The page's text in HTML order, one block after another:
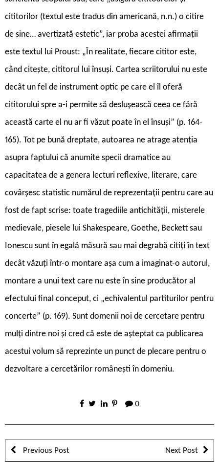
cititorilor (textul este tradus din americană, n.n.) o citire
de sine… avertizată estetic”, iar proba acestei afirmații
este textul lui Proust: „În realitate, fiecare cititor este,
când citește, cititorul lui însuși. Cartea scriitorului nu este
decât un fel de instrument optic pe care el îl oferă
cititorului spre a-i permite să deslușească ceea ce fără
această carte el nu ar fi văzut poate în el însuși” (p. 164-
165). Tot pe bună dreptate, autoarea ne atrage atenția
asupra faptului că anumite specii dramatice au
capacitatea de a genera lecturi reflexive, literare, care
covârșesc statistic numărul de reprezentații pentru care au
fost de fapt scrise: toate tragediile antichității, misterele
medievale, piesele lui Shakespeare, Goethe, Beckett sau
Ionescu sunt în egală măsură sau mai degrabă citiți în text
decât văzuți într-o montare așa cum a imaginat-o autorul,
montare a unui text care nu este în sine producător al
efectului final conceput, ci „echivalentul partiturilor pentru
concerte” (p. 169). Sunt domenii noi de cercetare pentru
mulți dintre noi și cred că este de așteptat ca publicarea
acestui volum să reprezinte un punct de plecare pentru o
dezvoltare a cercetărilor românești în domeniu.
0
Previous Post Next Post